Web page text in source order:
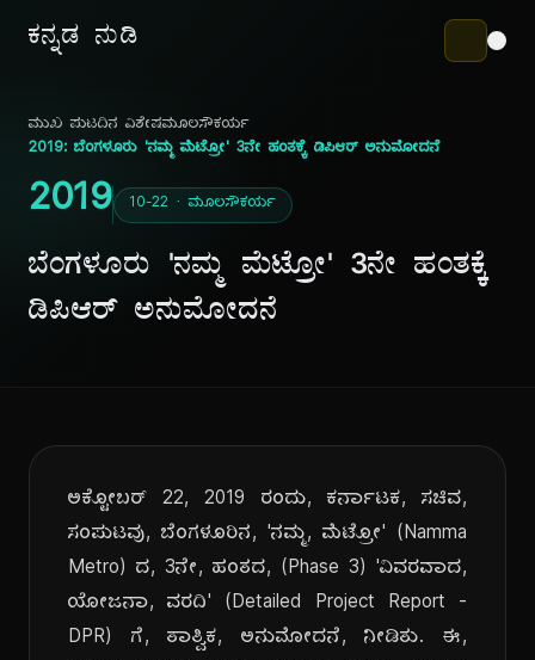
ಕನ್ನಡ ನುಡಿ
ಮುಖ ಪುಟದಿನ ವಿಶೇಷಮೂಲಸೌಕರ್ಯ
2019: ಬೆಂಗಳೂರು 'ನಮ್ಮ ಮೆಟ್ರೋ' 3ನೇ ಹಂತಕ್ಕೆ ಡಿಪಿಆರ್ ಅನುಮೋದನೆ
2019 10-22 · ಮೂಲಸೌಕರ್ಯ
ಬೆಂಗಳೂರು 'ನಮ್ಮ ಮೆಟ್ರೋ' 3ನೇ ಹಂತಕ್ಕೆ
ಡಿಪಿಆರ್ ಅನುಮೋದನೆ
ಅಕ್ಟೋಬರ್ 22, 2019 ರಂದು, ಕರ್ನಾಟಕ, ಸಚಿವ,
ಸಂಪುಟವು, ಬೆಂಗಳೂರಿನ, 'ನಮ್ಮ, ಮೆಟ್ರೋ' (Namma
Metro) ದ, 3ನೇ, ಹಂತದ, (Phase 3) 'ವಿವರವಾದ,
ಯೋಜನಾ, ವರದಿ' (Detailed Project Report -
DPR) ಗೆ, ತಾತ್ವಿಕ, ಅನುಮೋದನೆ, ನೀಡಿತು. ಈ,